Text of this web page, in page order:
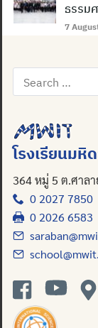
Search
for:
ธรรม
7
Search
for:
โรงเรียนม
364 หมู่ 5 ต.ศาล
0 2027 7850
0 2026 6583